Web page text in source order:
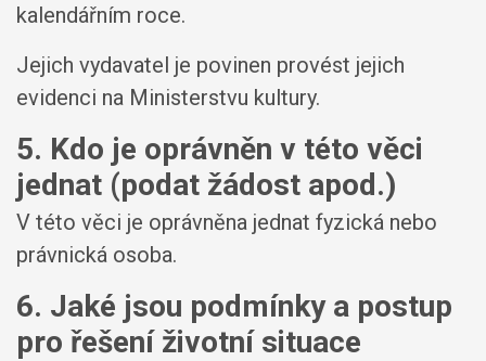
kalendářním roce.
Jejich vydavatel je povinen provést jejich
evidenci na Ministerstvu kultury.
5. Kdo je oprávněn v této věci
jednat (podat žádost apod.)
V této věci je oprávněna jednat fyzická nebo
právnická osoba.
6. Jaké jsou podmínky a postup
pro řešení životní situace